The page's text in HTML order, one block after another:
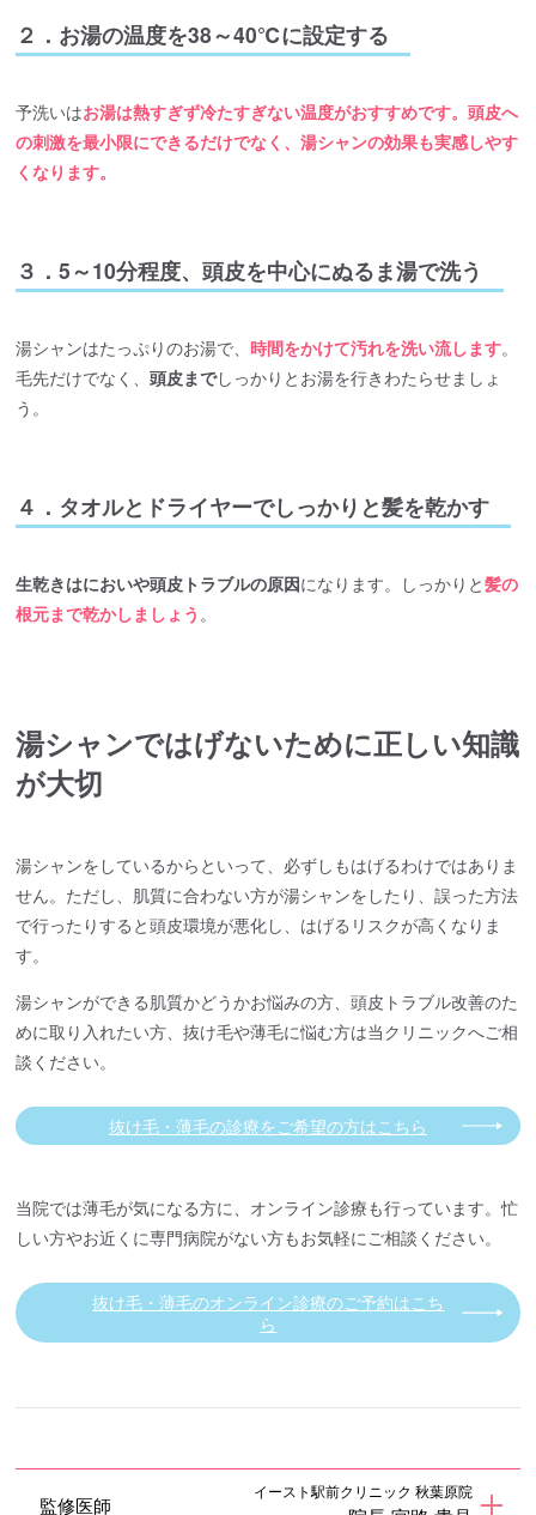
２．お湯の温度を38～40℃に設定する
予洗いはお湯は熱すぎず冷たすぎない温度がおすすめです。頭皮へ
の刺激を最小限にできるだけでなく、湯シャンの効果も実感しやす
くなります。
３．5～10分程度、頭皮を中心にぬるま湯で洗う
湯シャンはたっぷりのお湯で、時間をかけて汚れを洗い流します。
毛先だけでなく、頭皮までしっかりとお湯を行きわたらせましょ
う。
４．タオルとドライヤーでしっかりと髪を乾かす
生乾きはにおいや頭皮トラブルの原因になります。しっかりと髪の
根元まで乾かしましょう 。
湯シャンではげないために正しい知識
が大切
湯シャンをしているからといって、必ずしもはげるわけではありま
せん。ただし、肌質に合わない方が湯シャンをしたり、誤った方法
で行ったりすると頭皮環境が悪化し、はげるリスクが高くなりま
す。
湯シャンができる肌質かどうかお悩みの方、頭皮トラブル改善のた
めに取り入れたい方、抜け毛や薄毛に悩む方は当クリニックへご相
談ください。
抜け毛・薄毛の診療をご希望の方はこちら
当院では薄毛が気になる方に、オンライン診療も行っています。忙
しい方やお近くに専門病院がない方もお気軽にご相談ください。
抜け毛・薄毛のオンライン診療のご予約はこち
ら
監修医師
イースト駅前クリニック 秋葉原院